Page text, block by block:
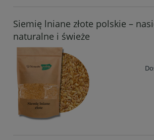
Siemię lniane złote polskie –
naturalne i świeże